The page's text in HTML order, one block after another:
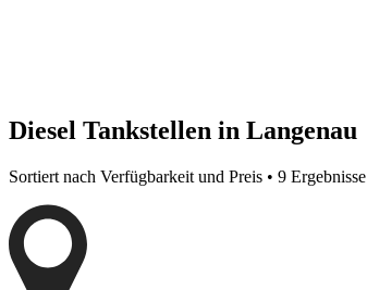
Diesel Tankstellen in Langenau
Sortiert nach Verfügbarkeit und Preis • 9 Ergebnisse